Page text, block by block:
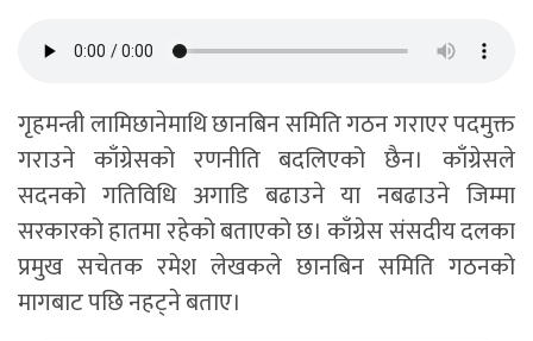
गृहमन्त्री लामिछानेमाथि छानबिन समिति गठन गराएर पदमुक्त
गराउने काँग्रेसको रणनीति बदलिएको छैन। काँग्रेसले
सदनको गतिविधि अगाडि बढाउने या नबढाउने जिम्मा
सरकारको हातमा रहेको बताएको छ। काँग्रेस संसदीय दलका
प्रमुख सचेतक रमेश लेखकले छानबिन समिति गठनको
मागबाट पछि नहट्ने बताए।